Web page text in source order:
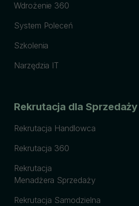
Wdrożenie 360
System Poleceń
Szkolenia
Narzędzia IT
Rekrutacja dla Sprzedaży
Rekrutacja Handlowca
Rekrutacja 360
Rekrutacja
Menadżera Sprzedaży
Rekrutacja Samodzielna